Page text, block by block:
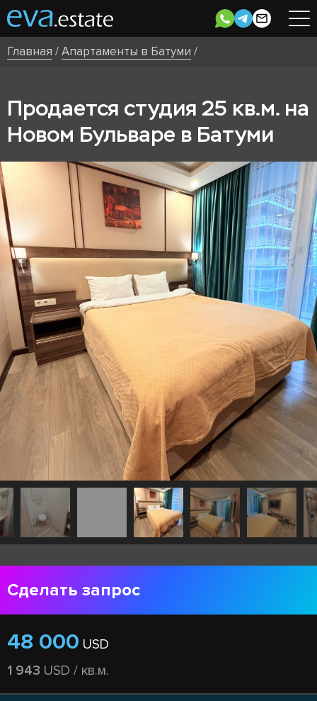
Главная /Апартаменты в Батуми /
Продается студия 25 кв.м. на
Новом Бульваре в Батуми
Сделать запрос
48 000 USD
1 943 USD / кв.м.